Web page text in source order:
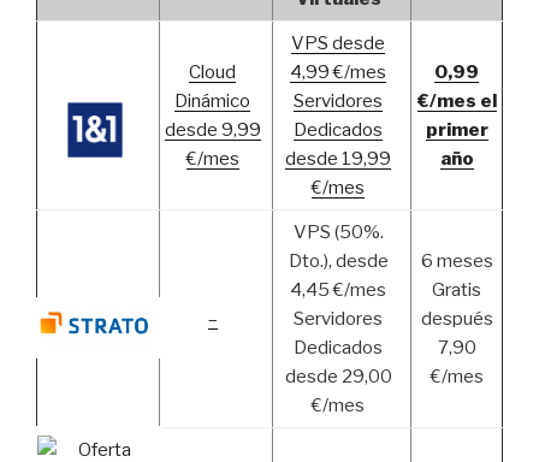
Cloud
Dinámico
desde 9,99
€/mes
VPS desde
4,99 €/mes
Servidores
Dedicados
desde 19,99
€/mes
0,99
€/mes el
primer
año
–
VPS (50%.
Dto.), desde
4,45 €/mes
Servidores
Dedicados
desde 29,00
€/mes
6 meses
Gratis
después
7,90
€/mes